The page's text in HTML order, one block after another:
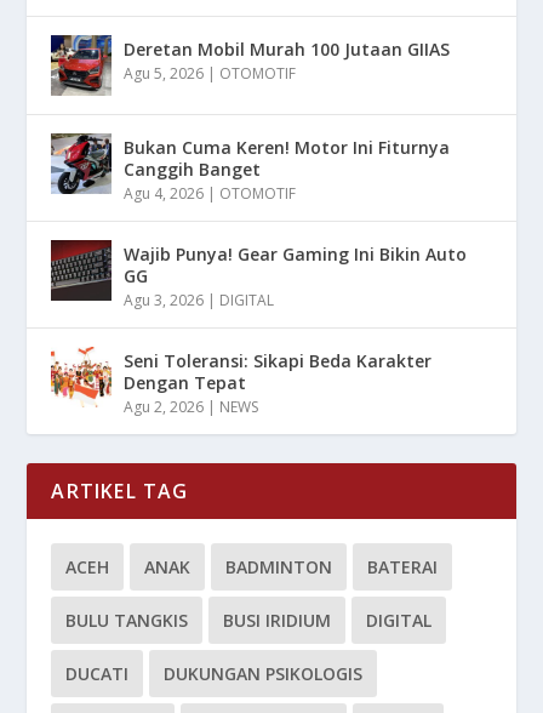
Deretan Mobil Murah 100 Jutaan GIIAS
Agu 5, 2026 | OTOMOTIF
Bukan Cuma Keren! Motor Ini Fiturnya
Canggih Banget
Agu 4, 2026 | OTOMOTIF
Wajib Punya! Gear Gaming Ini Bikin Auto
GG
Agu 3, 2026 | DIGITAL
Seni Toleransi: Sikapi Beda Karakter
Dengan Tepat
Agu 2, 2026 | NEWS
ARTIKEL TAG
ACEH ANAK BADMINTON BATERAI
BULU TANGKIS BUSI IRIDIUM DIGITAL
DUCATI DUKUNGAN PSIKOLOGIS